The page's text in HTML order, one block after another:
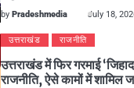
byPradeshmedia July 18,
उत्तराखंड राजनीति
उत्तराखंड में फिर गरमाई
राजनीति, ऐसे कामों में शामिल